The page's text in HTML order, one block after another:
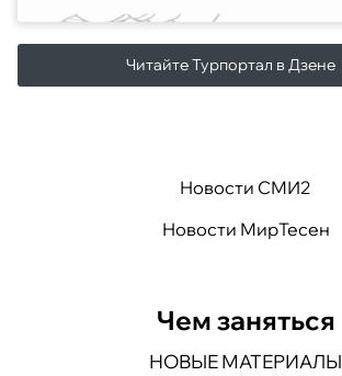
Читайте Турпортал в Дзене
Новости СМИ2
Новости МирТесен
Чем заняться
НОВЫЕ МАТЕРИАЛЫ